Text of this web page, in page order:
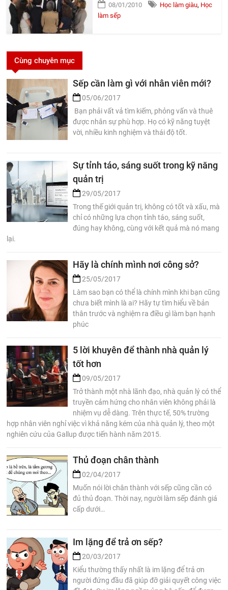
08/01/2010 Học làm giàu, Học
làm sếp
Cùng chuyên mục
Sếp cần làm gì với nhân viên mới?
05/06/2017
Bạn phải vất vả tìm kiếm, phỏng vấn và thuê
được nhân sự phù hợp. Họ có kỹ năng tuyệt
vời, nhiều kinh nghiệm và thái độ tốt.
Sự tỉnh táo, sáng suốt trong kỹ năng
quản trị
29/05/2017
Trong thế giới quản trị, không có tốt và xấu, mà
chỉ có những lựa chọn tỉnh táo, sáng suốt,
đúng hay không, cùng với kết quả mà nó mang
lại.
Hãy là chính mình nơi công sở?
25/05/2017
Làm sao bạn có thể là chính mình khi bạn cũng
chưa biết mình là ai? Hãy tự tìm hiểu về bản
thân trước và nghiệm ra điều gì làm bạn hạnh
phúc
5 lời khuyên để thành nhà quản lý
tốt hơn
09/05/2017
Trở thành một nhà lãnh đạo, nhà quản lý có thể
truyền cảm hứng cho nhân viên không phải là
nhiệm vụ dễ dàng. Trên thực tế, 50% trường
hợp nhân viên nghỉ việc vì khả năng kém của nhà quản lý, theo một
nghiên cứu của Gallup được tiến hành năm 2015.
Thủ đoạn chân thành
02/04/2017
Muốn nói lời chân thành với sếp cũng cần có
đủ thủ đoạn. Thời nay, người làm sếp đánh giá
cấp dưới…
Im lặng để trả ơn sếp?
20/03/2017
Kiểu thường thấy nhất là im lặng để trả ơn
người đứng đầu đã giúp đỡ giải quyết công việc